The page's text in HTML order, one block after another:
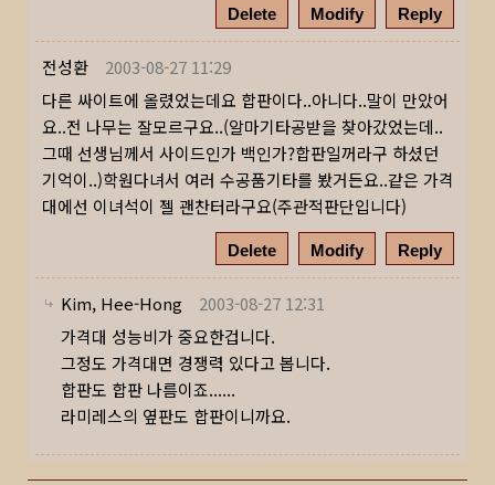
Delete Modify Reply
전성환
2003-08-27 11:29
다른 싸이트에 올렸었는데요 합판이다..아니다..말이 만았어
요..전 나무는 잘모르구요..(알마기타공받을 찾아갔었는데..
그때 선생님께서 사이드인가 백인가?합판일꺼라구 하셨던
기억이..)학원다녀서 여러 수공품기타를 봤거든요..같은 가격
대에선 이녀석이 젤 괜찬터라구요(주관적판단입니다)
Delete Modify Reply
Kim, Hee-Hong
2003-08-27 12:31
가격대 성능비가 중요한겁니다.
그정도 가격대면 경쟁력 있다고 봅니다.
합판도 합판 나름이죠......
라미레스의 옆판도 합판이니까요.